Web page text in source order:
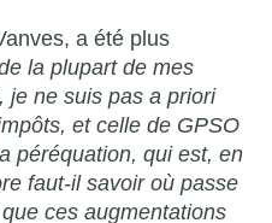
a été plus
la plupart de mes
je ne suis pas a priori
et celle de GPSO
péréquation, qui est, en
faut-il savoir où passe
ces augmentations